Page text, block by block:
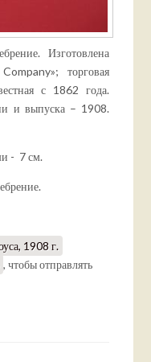
Изготовлена
торговая
с 1862 года.
и выпуска – 1908.
- 7 см.
1908 г.
, чтобы отправлять